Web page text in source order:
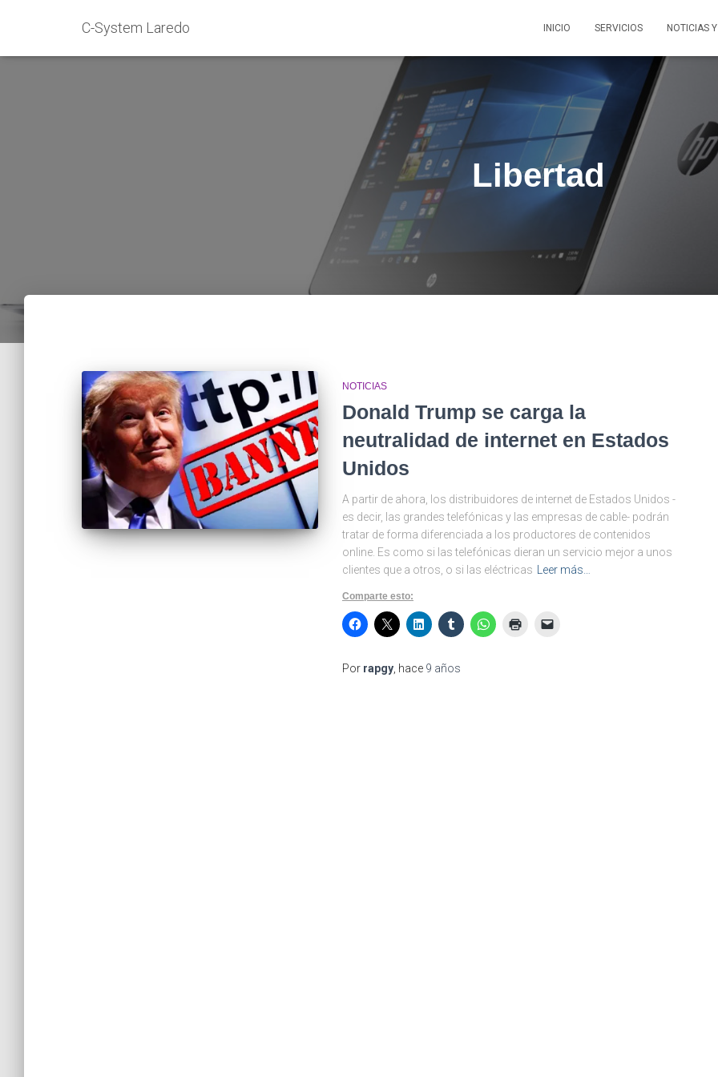
C-System Laredo INICIO SERVICIOS NOTICIAS
Libertad
NOTICIAS
Donald Trump se carga la
neutralidad de internet en Estados
Unidos
A partir de ahora, los distribuidores de internet de Estados Unidos -
es decir, las grandes telefónicas y las empresas de cable- podrán
tratar de forma diferenciada a los productores de contenidos
online. Es como si las telefónicas dieran un servicio mejor a unos
clientes que a otros, o si las eléctricas
Leer más…
Comparte esto:
Por rapgy , hace 9 años